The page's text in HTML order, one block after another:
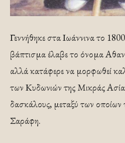
Γεννήθηκε στα Ιωάννινα το
βάπτισμα έλαβε το όνομα
αλλά κατάφερε να μορφωθεί
των Κυδωνιών της Μικράς
δασκάλους, μεταξύ των οποίων
Σαράφη.